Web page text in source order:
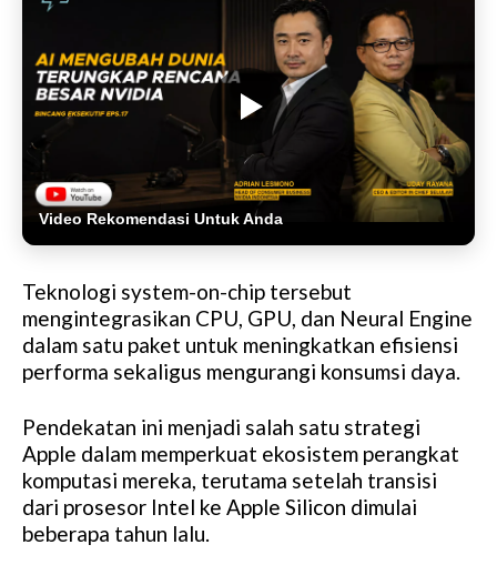
Video Rekomendasi Untuk Anda
Teknologi system-on-chip tersebut
mengintegrasikan CPU, GPU, dan Neural Engine
dalam satu paket untuk meningkatkan efisiensi
performa sekaligus mengurangi konsumsi daya.
Pendekatan ini menjadi salah satu strategi
Apple dalam memperkuat ekosistem perangkat
komputasi mereka, terutama setelah transisi
dari prosesor Intel ke Apple Silicon dimulai
beberapa tahun lalu.